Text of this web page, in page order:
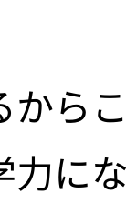
から
力に